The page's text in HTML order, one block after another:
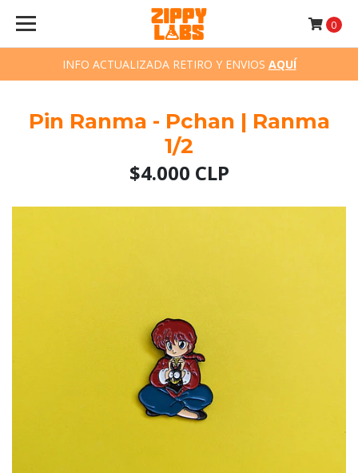
INFO ACTUALIZADA RETIRO Y ENVIOS AQUÍ
0
Pin Ranma - Pchan | Ranma
1/2
$4.000 CLP